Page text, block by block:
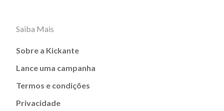
Saiba Mais
Sobre a Kickante
Lance uma campanha
Termos e condições
Privacidade